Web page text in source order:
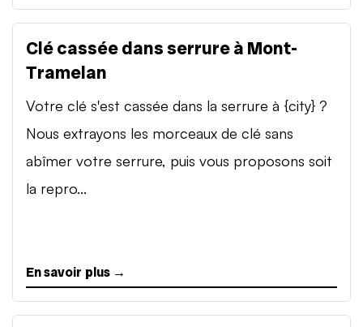
Clé cassée dans serrure à Mont-
Tramelan
Votre clé s'est cassée dans la serrure à {city} ?
Nous extrayons les morceaux de clé sans
abîmer votre serrure, puis vous proposons soit
la repro...
En savoir plus →